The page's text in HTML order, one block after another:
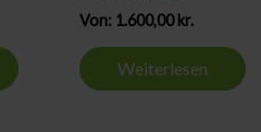
Von: 1.600,00kr.
Weiterlesen